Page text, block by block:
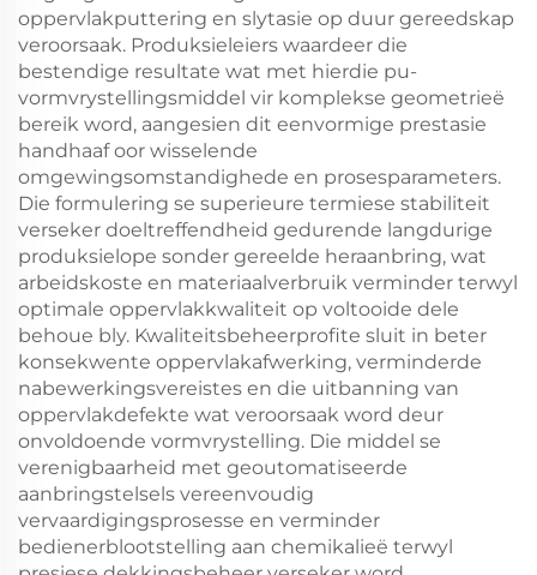
oppervlakputtering en slytasie op duur gereedskap
veroorsaak. Produksieleiers waardeer die
bestendige resultate wat met hierdie pu-
vormvrystellingsmiddel vir komplekse geometrieë
bereik word, aangesien dit eenvormige prestasie
handhaaf oor wisselende
omgewingsomstandighede en prosesparameters.
Die formulering se superieure termiese stabiliteit
verseker doeltreffendheid gedurende langdurige
produksielope sonder gereelde heraanbring, wat
arbeidskoste en materiaalverbruik verminder terwyl
optimale oppervlakkwaliteit op voltooide dele
behoue bly. Kwaliteitsbeheerprofite sluit in beter
konsekwente oppervlakafwerking, verminderde
nabewerkingsvereistes en die uitbanning van
oppervlakdefekte wat veroorsaak word deur
onvoldoende vormvrystelling. Die middel se
verenigbaarheid met geoutomatiseerde
aanbringstelsels vereenvoudig
vervaardigingsprosesse en verminder
bedienerblootstelling aan chemikalieë terwyl